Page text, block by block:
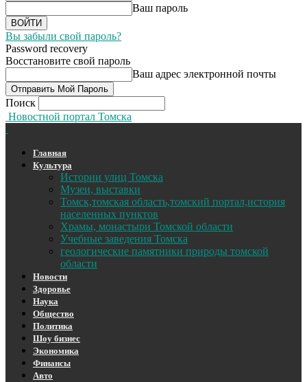
Ваш пароль
Вы забыли свой пароль?
Password recovery
Восстановите свой пароль
Ваш адрес электронной почты
Поиск
Новостной портал Томска
Главная
Культура
Истории улиц Томска
Музеи, выставки
Томск,томская область,томский портал,история
населенных пунктов
Храмы, монастыри Томской области
Учебные заведения Томска
геологические памятники природы томской
области
Новости
Здоровье
Наука
Общество
Политика
Шоу бизнес
Экономика
Финансы
Авто